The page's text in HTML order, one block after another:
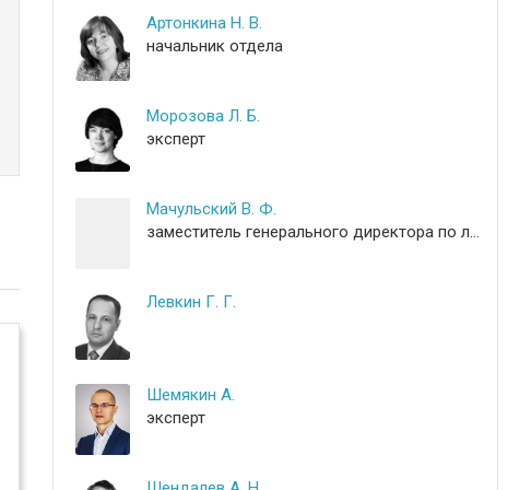
Артонкина Н. В.
начальник отдела
Морозова Л. Б.
эксперт
Мачульский В. Ф.
заместитель генерального директора по логистике
Левкин Г. Г.
Шемякин А.
эксперт